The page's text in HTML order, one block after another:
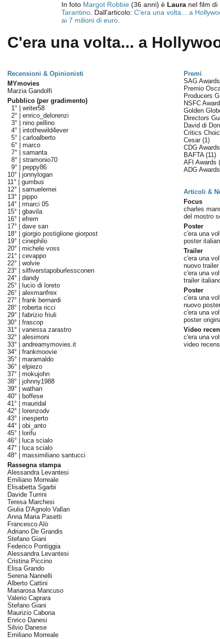
In foto Margot Robbie(36 anni) è Lauranel film di
Tarantino. Dall'articolo: C'era una volta... a
ai 7 milioni di euro.
C'era una volta... a
Recensioni & Opinionisti
Premi
MYmovies
Marzia Gandolfi
Pubblico (per gradimento)
1° | writer58
2° | enrico_delorenzi
3° | nino pellino
4° | intothewild4ever
5° | carloalberto
6° | marco
7° | samanta
8° | stramonio70
9° | peppy86
10° | jonnylogan
11° | gumbus
12° | samuelemei
13° | pippo
14° | rmarci 05
15° | gbavila
16° | efrem
17° | dave san
18° | giorgio postiglione giorpost
19° | cinephilo
20° | michele voss
21° | cevappo
22° | wolvie
23° | silfiverstapoburlessconen
24° | dandy
25° |
lucio di loreto
26° | alexmanfrex
27° | frank bernardi
28° | roberta ricci
29° | fabrizio friuli
30° | frascop
31° | vanessa zarastro
32° | alesimoni
33° | andreamymovies.it
34° | frankmoovie
35° | maramaldo
36° | elpiezo
37° | mokujohn
38° | johnny1988
39° | wathan
40° |
boffese
41° | mauridal
42° |
lorenzodv
43° | inesperto
44° | obi_anto
45° |
lorifu
46° |
luca scialo
47° |
luca scialo
48° | massimiliano santucci
Rassegna stampa
Alessandra Levantesi
Emiliano Morreale
Elisabetta Sgarbi
Davide Turrini
Teresa Marchesi
Giulia D'Agnolo Vallan
Anna Maria Pasetti
Francesco Alò
Adriano De Grandis
Stefano Giani
Federico Pontiggia
Alessandra Levantesi
Cristina Piccino
Elisa Grando
Serena Nannelli
Alberto Cattini
Mariarosa Mancuso
Valerio Caprara
Stefano Giani
Maurizio Cabona
Enrico Danesi
Silvio Danese
Emiliano Morreale
SAG
Premio
Producers
NSFC
Golden
Directors
David di
Critics
Cesar (1)
CDG
BAFTA (11)
AFI Awards
ADG
Articoli &
Focus
charles
del mostro
Poster
c'era una
poster
Trailer
c'era una
nuovo
c'era una
trailer
Poster
c'era una
nuovo
c'era una
poster
Video
c'era una
video